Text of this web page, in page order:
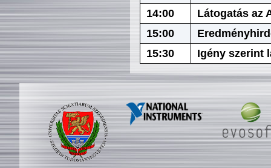
14:00
Látogatás az
15:00
15:30
Igény szerint